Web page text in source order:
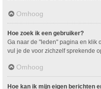
Omhoog
Hoe zoek ik een gebruiker?
Ga naar de "leden" pagina en klik
vul je de voor zichzelf sprekende
Omhoog
Hoe kan ik mijn eigen berichten